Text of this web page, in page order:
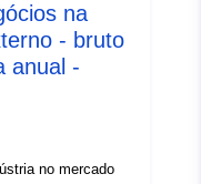
na
- bruto
anual -
no mercado